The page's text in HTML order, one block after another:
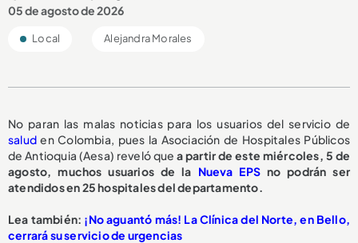
05 de agosto de 2026
Local Alejandra Morales
No paran las malas noticias para los usuarios del servicio de
salud en Colombia, pues la Asociación de Hospitales Públicos
de Antioquia (Aesa) reveló quea partir de este miércoles, 5 de
agosto, muchos usuarios de la Nueva EPS no podrán ser
atendidos en 25 hospitales del departamento.
Lea también: ¡No aguantó más! La Clínica del Norte, en Bello,
cerrará su servicio de urgencias